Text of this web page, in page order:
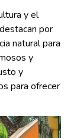
y el
por
natural para
y
y
para ofrecer